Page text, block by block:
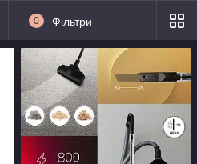
0 Фільтри